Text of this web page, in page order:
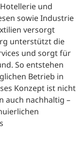
und
sowie Industrie
versorgt
unterstützt die
und sorgt für
So entstehen
Betrieb in
Konzept ist nicht
auch nachhaltig –